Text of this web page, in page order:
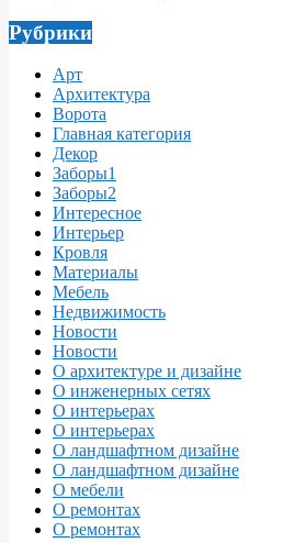
Рубрики
Арт
Архитектура
Ворота
Главная категория
Декор
Заборы1
Заборы2
Интересное
Интерьер
Кровля
Материалы
Мебель
Недвижимость
Новости
Новости
О архитектуре и дизайне
О инженерных сетях
О интерьерах
О интерьерах
О ландшафтном дизайне
О ландшафтном дизайне
О мебели
О ремонтах
О ремонтах